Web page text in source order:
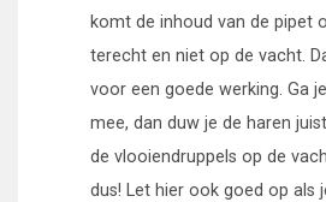
komt de inhoud van de pipet
terecht en niet op de vacht.
voor een goede werking. Ga
mee, dan duw je de haren
de vlooiendruppels op de
dus! Let hier ook goed op als